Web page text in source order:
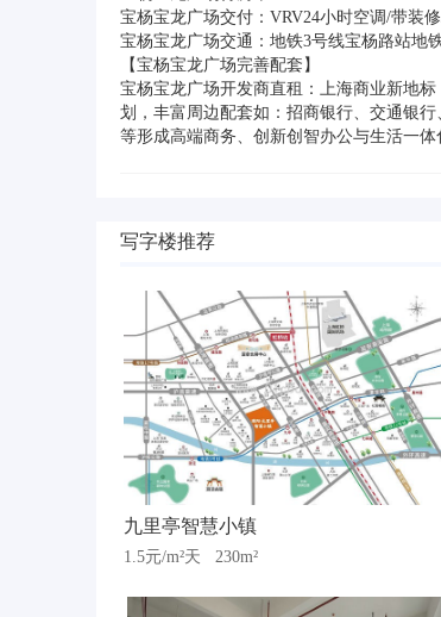
宝杨宝龙广场交付：VRV24小时空调/带装
宝杨宝龙广场交通：地铁3号线宝杨路站地
【宝杨宝龙广场完善配套】
宝杨宝龙广场开发商直租：上海商业新地
划，丰富周边配套如：招商银行、交通银
等形成高端商务、创新创智办公与生活一
写字楼推荐
九里亭智慧小镇
1.5元/m²天 230m²